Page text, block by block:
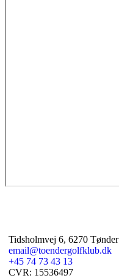
Tidsholmvej 6, 6270 Tønder
email@toendergolfklub.dk
+45 74 73 43 13
CVR: 15536497